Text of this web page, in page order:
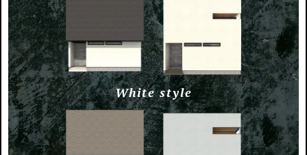
White style